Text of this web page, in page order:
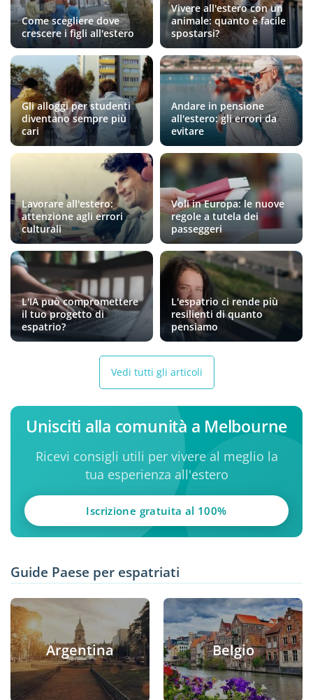
Come scegliere dove
crescere i figli all'estero
Vivere all'estero con un
animale: quanto è facile
spostarsi?
Gli alloggi per studenti
diventano sempre più
cari
Andare in pensione
all'estero: gli errori da
evitare
Lavorare all'estero:
attenzione agli errori
culturali
Voli in Europa: le nuove
regole a tutela dei
passeggeri
L'IA può compromettere
il tuo progetto di
espatrio?
L'espatrio ci rende più
resilienti di quanto
pensiamo
Vedi tutti gli articoli
Unisciti alla comunità a Melbourne
Ricevi consigli utili per vivere al meglio la
tua esperienza all'estero
Iscrizione gratuita al 100%
Guide Paese per espatriati
Argentina Belgio